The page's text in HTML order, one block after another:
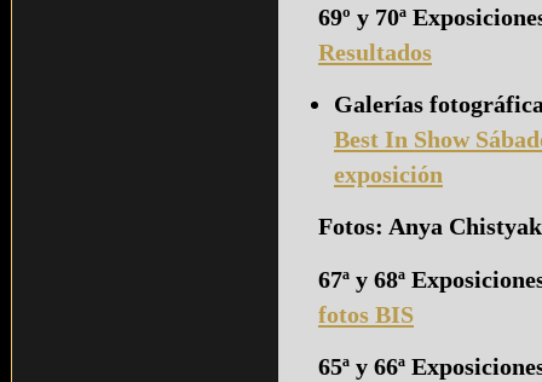
69º y 70ª
Resultados
Galerías
Best In Show
exposición
Fotos: Anya
67ª y 68ª
fotos BIS
65ª y 66ª